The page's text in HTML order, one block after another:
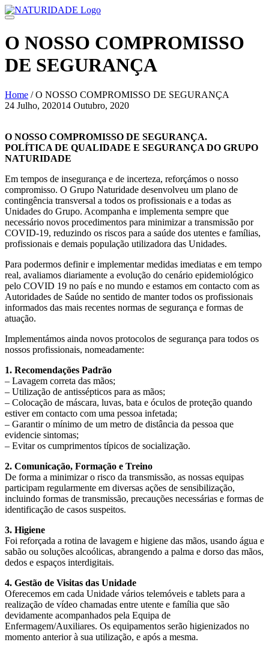
Skip
to
O NOSSO COMPROMISSO
DE SEGURANÇA
Home / O NOSSO COMPROMISSO DE SEGURANÇA
24 Julho, 202014 Outubro, 2020
de
artigos
O NOSSO COMPROMISSO DE SEGURANÇA.
POLÍTICA DE QUALIDADE E SEGURANÇA DO GRUPO
NATURIDADE
Em tempos de insegurança e de incerteza, reforçámos o nosso
compromisso. O Grupo Naturidade desenvolveu um plano de
contingência transversal a todos os profissionais e a todas as
Unidades do Grupo. Acompanha e implementa sempre que
necessário novos procedimentos para minimizar a transmissão por
COVID-19, reduzindo os riscos para a saúde dos utentes e famílias,
profissionais e demais população utilizadora das Unidades.
Para podermos definir e implementar medidas imediatas e em tempo
real, avaliamos diariamente a evolução do cenário epidemiológico
pelo COVID 19 no país e no mundo e estamos em contacto com as
Autoridades de Saúde no sentido de manter todos os profissionais
informados das mais recentes normas de segurança e formas de
atuação.
Implementámos ainda novos protocolos de segurança para todos os
nossos profissionais, nomeadamente:
1. Recomendações Padrão
– Lavagem correta das mãos;
– Utilização de antissépticos para as mãos;
– Colocação de máscara, luvas, bata e óculos de proteção quando
estiver em contacto com uma pessoa infetada;
– Garantir o mínimo de um metro de distância da pessoa que
evidencie sintomas;
– Evitar os cumprimentos típicos de socialização.
2. Comunicação, Formação e Treino
De forma a minimizar o risco da transmissão, as nossas equipas
participam regularmente em diversas ações de sensibilização,
incluindo formas de transmissão, precauções necessárias e formas de
identificação de casos suspeitos.
3. Higiene
Foi reforçada a rotina de lavagem e higiene das mãos, usando água e
sabão ou soluções alcoólicas, abrangendo a palma e dorso das mãos,
dedos e espaços interdigitais.
4. Gestão de Visitas das Unidade
Oferecemos em cada Unidade vários telemóveis e tablets para a
realização de vídeo chamadas entre utente e família que são
devidamente acompanhados pela Equipa de
Enfermagem/Auxiliares. Os equipamentos serão higienizados no
momento anterior à sua utilização, e após a mesma.